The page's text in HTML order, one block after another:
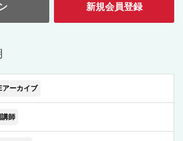
新規会員登録
アーカイブ
師